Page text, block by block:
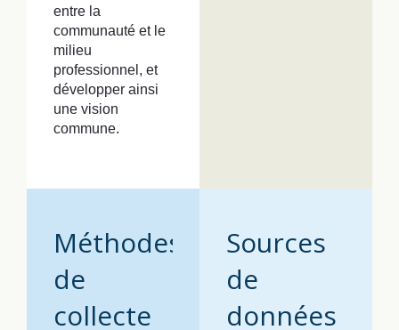
entre la
communauté et le
milieu
professionnel, et
développer ainsi
une vision
commune.
Méthodes
de
collecte
Sources
de
données